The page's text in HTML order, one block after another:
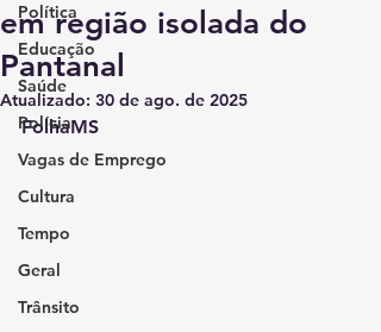
Política
Educação
Saúde
Polícia
Vagas de Emprego
Cultura
Tempo
Geral
Trânsito
em região isolada do
Pantanal
Atualizado: 30 de ago. de 2025
FolhaMS